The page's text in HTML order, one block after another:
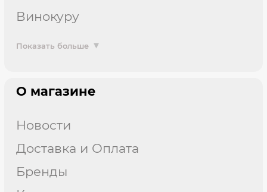
винокуру
Показать больше
О магазине
Новости
Доставка и Оплата
Бренды